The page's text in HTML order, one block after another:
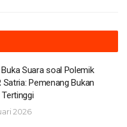
Suara soal Polemik
Satria: Pemenang Bukan
2026